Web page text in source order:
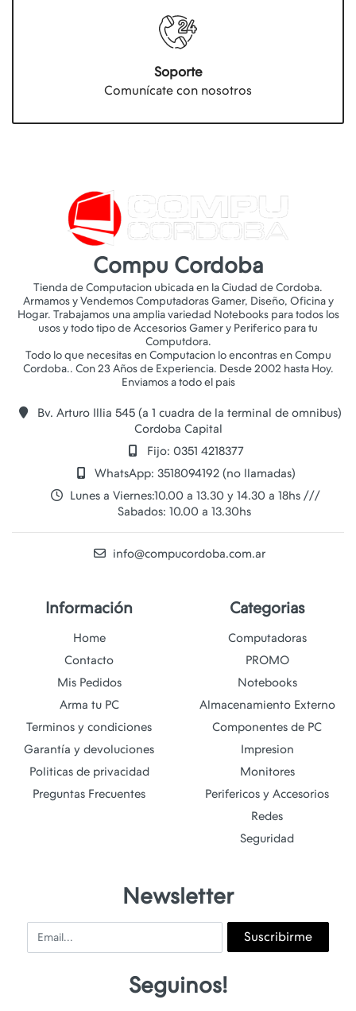
Soporte
Comunícate con nosotros
Compu Cordoba
Tienda de Computacion ubicada en la Ciudad de Cordoba.
Armamos y Vendemos Computadoras Gamer, Diseño, Oficina y
Hogar. Trabajamos una amplia variedad Notebooks para todos los
usos y todo tipo de Accesorios Gamer y Periferico para tu
Computdora.
Todo lo que necesitas en Computacion lo encontras en Compu
Cordoba.. Con 23 Años de Experiencia. Desde 2002 hasta Hoy.
Enviamos a todo el pais
Bv. Arturo Illia 545 (a 1 cuadra de la terminal de omnibus)
Cordoba Capital
Fijo: 0351 4218377
WhatsApp: 3518094192 (no llamadas)
Lunes a Viernes:10.00 a 13.30 y 14.30 a 18hs ///
Sabados: 10.00 a 13.30hs
info@compucordoba.com.ar
Información
Home
Contacto
Mis Pedidos
Arma tu PC
Terminos y condiciones
Garantía y devoluciones
Politicas de privacidad
Preguntas Frecuentes
Categorias
Computadoras
PROMO
Notebooks
Almacenamiento Externo
Componentes de PC
Impresion
Monitores
Perifericos y Accesorios
Redes
Seguridad
Newsletter
Email Suscribirme
Seguinos!